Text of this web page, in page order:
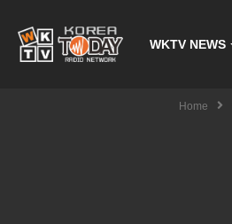
WKTV NEWS
Home